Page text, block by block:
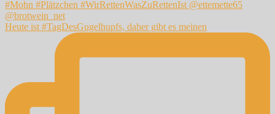
Heute ist #TagDesGugelhupfs, daher gibt es meinen